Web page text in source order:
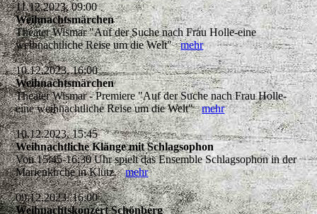
11.12.2023, 09:00
Weihnachtsmärchen
Theater Wismar "Auf der Suche nach Frau Holle-eine
weihnachtliche Reise um die Welt"mehr
10.12.2023, 16:00
Weihnachtsmärchen
Theater Wismar - Premiere "Auf der Suche nach Frau Holle-
eine weihnachtliche Reise um die Welt"mehr
10.12.2023, 15:45
Weihnachtliche Klänge mit Schlagsophon
Von 15:45-16:30 Uhr spielt das Ensemble Schlagsophon in der
Marienkirche in Klütz.mehr
09.12.2023, 16:00
Weihnachtskonzert Schönberg